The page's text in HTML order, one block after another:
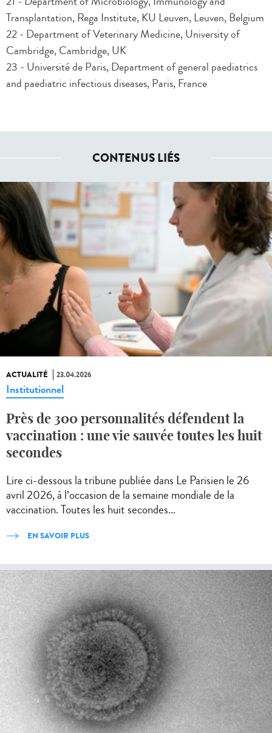
Transplantation, Rega Institute, KU Leuven, Leuven, Belgium
22 - Department of Veterinary Medicine, University of
Cambridge, Cambridge, UK
23 - Université de Paris, Department of general paediatrics
and paediatric infectious diseases, Paris, France
CONTENUS LIÉS
ACTUALITÉ 23.04.2026
Institutionnel
Près de 300 personnalités défendent la
vaccination : une vie sauvée toutes les huit
secondes
Lire ci-dessous la tribune publiée dans Le Parisien le 26
avril 2026, à l’occasion de la semaine mondiale de la
vaccination. Toutes les huit secondes...
EN SAVOIR PLUS